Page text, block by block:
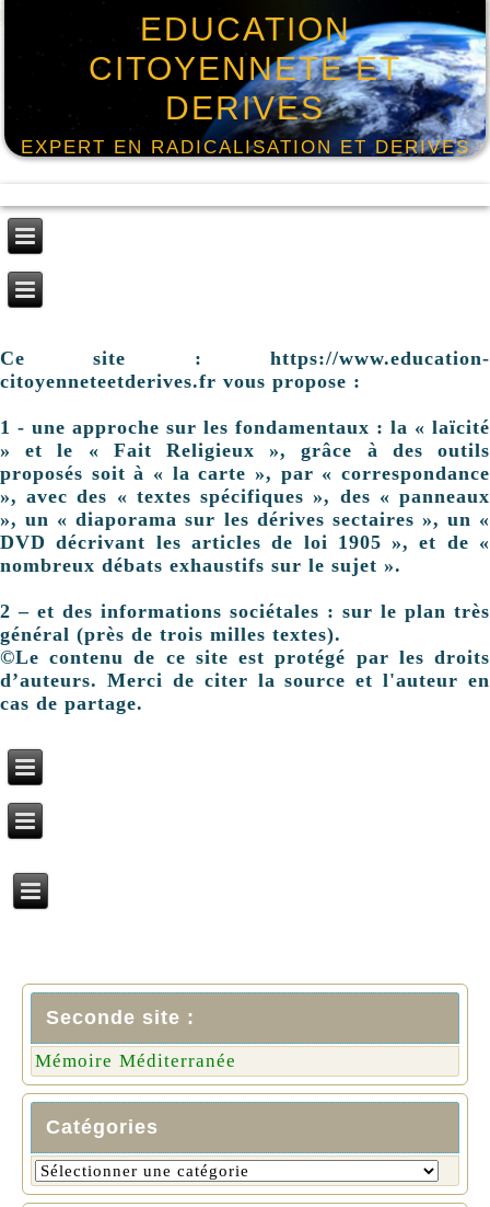
EDUCATION
CITOYENNETE ET
DERIVES
EXPERT EN RADICALISATION ET DERIVES
Ce site : https://www.education-
citoyenneteetderives.fr vous propose :
1 - une approche sur les fondamentaux : la « laïcité
» et le « Fait Religieux », grâce à des outils
proposés soit à « la carte », par « correspondance
», avec des « textes spécifiques », des « panneaux
», un « diaporama sur les dérives sectaires », un «
DVD décrivant les articles de loi 1905 », et de «
nombreux débats exhaustifs sur le sujet ».
2 – et des informations sociétales : sur le plan très
général (près de trois milles textes).
©Le contenu de ce site est protégé par les droits
d’auteurs. Merci de citer la source et l'auteur en
cas de partage.
Seconde site :
Mémoire Méditerranée
Catégories